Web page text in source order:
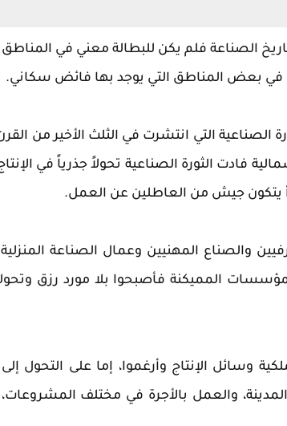
الصناعة فلم يكن للبطالة معني في
في بعض المناطق التي يوجد بها فائض سكاني.
الصناعية التي انتشرت في الثلث الأخير من
فادت الثورة الصناعية تحولاً جذرياً في
يتكون جيش من العاطلين عن العمل.
والصناع المهنيين وعمال الصناعة
المميكنة فأصبحوا بلا مورد رزق
وسائل الإنتاج وأرغموا، إما على التحول
المدينة، والعمل بالأجرة في مختلف